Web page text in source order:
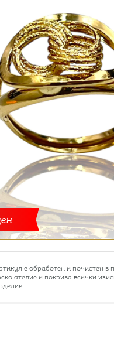
е обработен и почистен в
ателие и покрива всички